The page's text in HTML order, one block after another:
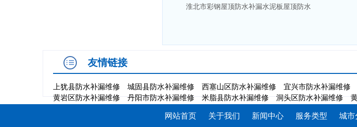
淮北市彩钢屋顶防水补漏水泥板屋顶防水
友情链接
上犹县防水补漏维修 城固县防水补漏维修 西塞山区防水补漏维修 宜兴市防水补漏维修
黄岩区防水补漏维修
丹阳市防水补漏维修 米脂县防水补漏维修 洞头区防水补漏维修
网站首页 关于我们 新闻中心 服务类型 城市